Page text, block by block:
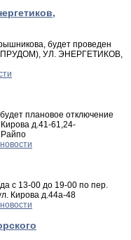
будет проведен
ПРУДОМ), УЛ. ЭНЕРГЕТИКОВ,
плановое отключение
д.41-61,24-
Райпо
с 13-00 до 19-00 по пер.
Кирова д.44а-48